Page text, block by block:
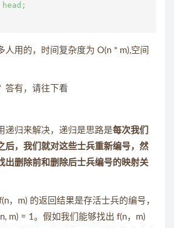
人用的，时间复杂度为 O(n * m),空间
答有，请往下看
递归来解决，递归是思路是每次我们
后，我们就对这些士兵重新编号，然
出删除前和删除后士兵编号的映射关
，m) 的返回结果是存活士兵的编号，
m) = 1。假如我们能够找出 f(n，m)